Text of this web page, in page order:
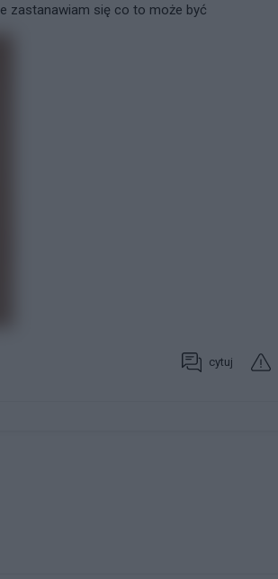
zastanawiam się co to może być
cytuj